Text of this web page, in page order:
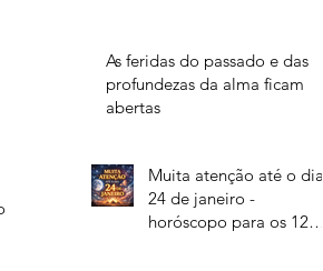
As feridas do passado e das
profundezas da alma ficam
abertas
Muita atenção até o dia
24 de janeiro -
horóscopo para os 12